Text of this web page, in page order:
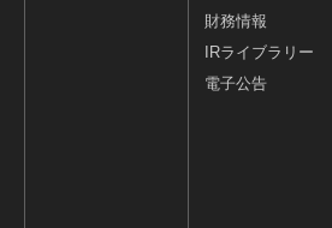
財務情報
IRライブラリー
電子公告